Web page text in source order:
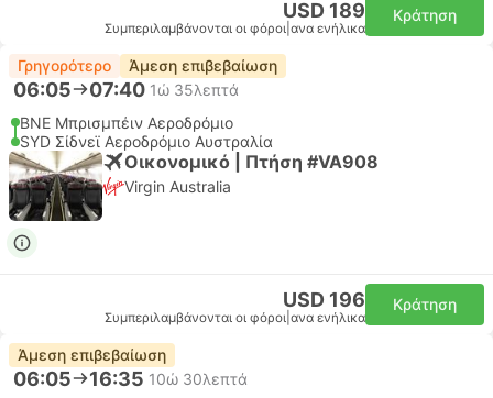
USD 189
Συμπεριλαμβάνονται οι φόροι ανα ενήλικα
Κράτηση
Γρηγορότερο Άμεση επιβεβαίωση
06:05 07:40 1ώ 35λεπτά
BNE Μπρισμπέιν Αεροδρόμιο
SYD Σίδνεϊ Αεροδρόμιο Αυστραλία
Οικονομικό | Πτήση #VA908
Virgin Australia
USD 196
Συμπεριλαμβάνονται οι φόροι ανα ενήλικα
Κράτηση
Άμεση επιβεβαίωση
06:05 16:35 10ώ 30λεπτά